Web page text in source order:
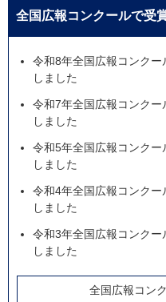
全国広報コンクールで受
令和8年全国広報コンク
しました
令和7年全国広報コンク
しました
令和5年全国広報コンク
しました
令和4年全国広報コンク
しました
令和3年全国広報コンク
しました
全国広報コン